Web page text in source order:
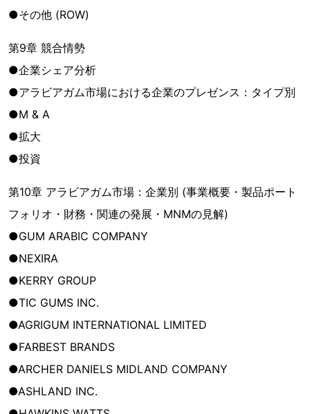
●その他 (ROW)
第9章 競合情勢
●企業シェア分析
●アラビアガム市場における企業のプレゼンス：タイプ別
●M & A
●拡大
●投資
第10章 アラビアガム市場：企業別 (事業概要・製品ポート
フォリオ・財務・関連の発展・MNMの見解)
●GUM ARABIC COMPANY
●NEXIRA
●KERRY GROUP
●TIC GUMS INC.
●AGRIGUM INTERNATIONAL LIMITED
●FARBEST BRANDS
●ARCHER DANIELS MIDLAND COMPANY
●ASHLAND INC.